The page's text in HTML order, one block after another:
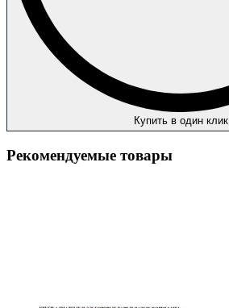
Купить в один клик
Рекомендуемые товары